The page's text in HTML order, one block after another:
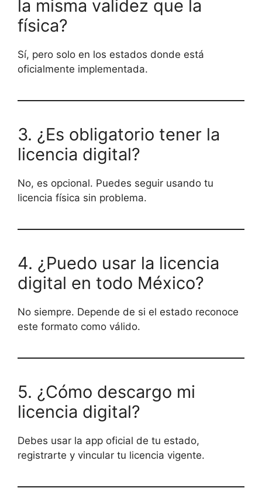
la misma validez que la
física?
Sí, pero solo en los estados donde está
oficialmente implementada.
3. ¿Es obligatorio tener la
licencia digital?
No, es opcional. Puedes seguir usando tu
licencia física sin problema.
4. ¿Puedo usar la licencia
digital en todo México?
No siempre. Depende de si el estado reconoce
este formato como válido.
5. ¿Cómo descargo mi
licencia digital?
Debes usar la app oficial de tu estado,
registrarte y vincular tu licencia vigente.